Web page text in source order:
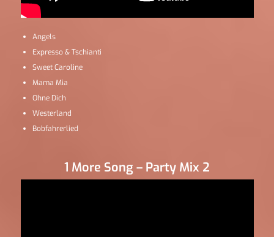
Angels
Expresso & Tschianti
Sweet Caroline
Mama Mia
Ohne Dich
Westerland
Bobfahrerlied
1 More Song – Party Mix 2